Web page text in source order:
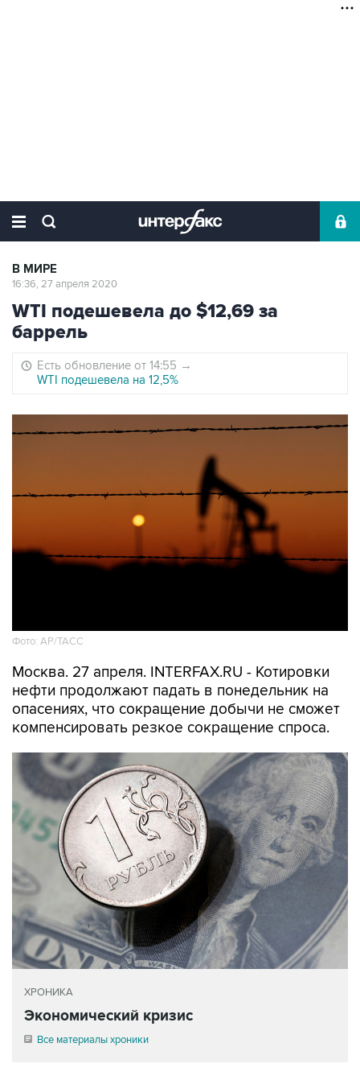
В МИРЕ
16:36, 27 апреля 2020
WTI подешевела до $12,69 за
баррель
Есть обновление от 14:55 →
WTI подешевела на 12,5%
Фото: АР/ТАСС
Москва. 27 апреля. INTERFAX.RU - Котировки
нефти продолжают падать в понедельник на
опасениях, что сокращение добычи не сможет
компенсировать резкое сокращение спроса.
ХРОНИКА
Экономический кризис
Все материалы хроники